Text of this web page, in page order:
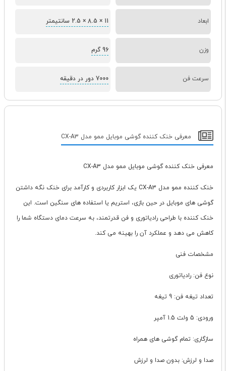
ابعاد 11 × 8.5 × 2.5 سانتیمتر
وزن 96 گرم
سرعت فن 7000 دور در دقیقه
معرفی خنک کننده گوشی موبایل ممو مدل CX-A3
معرفی خنک کننده گوشی موبایل ممو مدل CX-A3
خنک کننده ممو مدل CX-A3 یک ابزار کاربردی و کارآمد برای خنک نگه داشتن
گوشی های موبایل در حین بازی، استریم یا استفاده های سنگین است. این
خنک کننده با طراحی رادیاتوری و فن قدرتمند، به سرعت دمای دستگاه شما را
کاهش می دهد و عملکرد آن را بهینه می کند.
مشخصات فنی
نوع فن: رادیاتوری
تعداد تیغه فن: 9 تیغه
ورودی: 5 ولت 1.5 آمپر
سازگاری: تمام گوشی های همراه
صدا و لرزش: بدون صدا و لرزش